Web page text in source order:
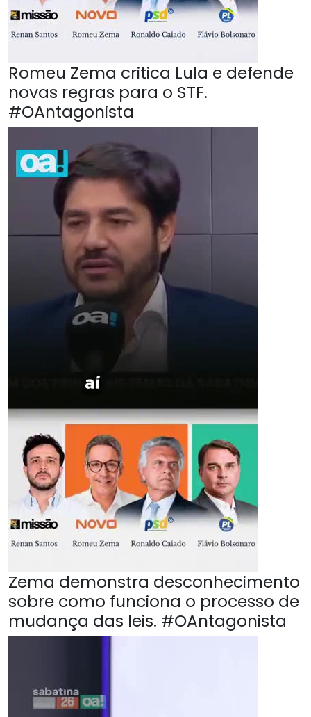
Romeu Zema critica Lula e defende
novas regras para o STF.
#OAntagonista
Zema demonstra desconhecimento
sobre como funciona o processo de
mudança das leis. #OAntagonista